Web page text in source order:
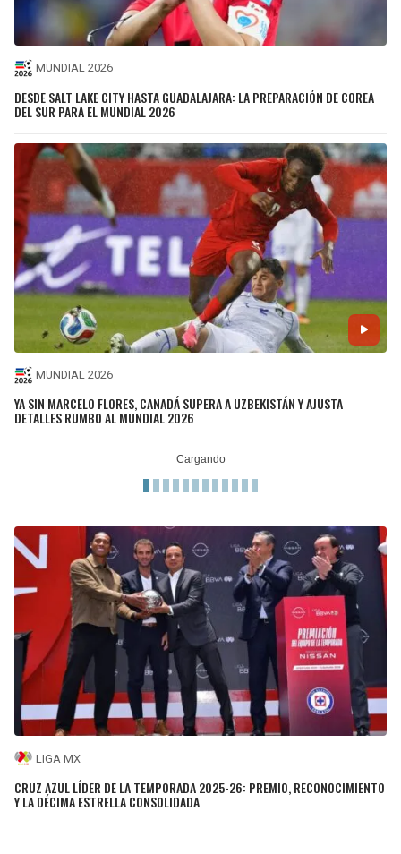
MUNDIAL 2026
DESDE SALT LAKE CITY HASTA GUADALAJARA: LA PREPARACIÓN DE COREA
DEL SUR PARA EL MUNDIAL 2026
MUNDIAL 2026
YA SIN MARCELO FLORES, CANADÁ SUPERA A UZBEKISTÁN Y AJUSTA
DETALLES RUMBO AL MUNDIAL 2026
LIGA MX
CRUZ AZUL LÍDER DE LA TEMPORADA 2025-26: PREMIO, RECONOCIMIENTO
Y LA DÉCIMA ESTRELLA CONSOLIDADA